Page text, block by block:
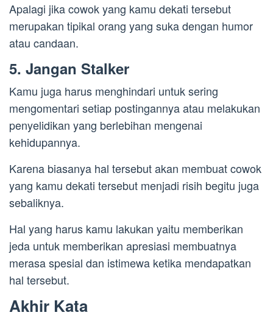
Apalagi jika cowok yang kamu dekati tersebut
merupakan tipikal orang yang suka dengan humor
atau candaan.
5. Jangan Stalker
Kamu juga harus menghindari untuk sering
mengomentari setiap postingannya atau melakukan
penyelidikan yang berlebihan mengenai
kehidupannya.
Karena biasanya hal tersebut akan membuat cowok
yang kamu dekati tersebut menjadi risih begitu juga
sebaliknya.
Hal yang harus kamu lakukan yaitu memberikan
jeda untuk memberikan apresiasi membuatnya
merasa spesial dan istimewa ketika mendapatkan
hal tersebut.
Akhir Kata